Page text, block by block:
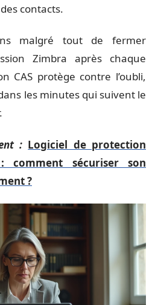
contacts.
malgré tout de fermer
Zimbra après chaque
CAS protège contre l’oubli,
les minutes qui suivent le
: Logiciel de protection
sécuriser son
?